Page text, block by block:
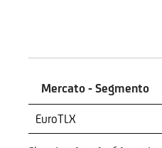
Mercato - Segmento
Mercato - Segmento
EuroTLX